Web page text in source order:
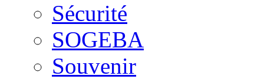
Sécurité
SOGEBA
Souvenir